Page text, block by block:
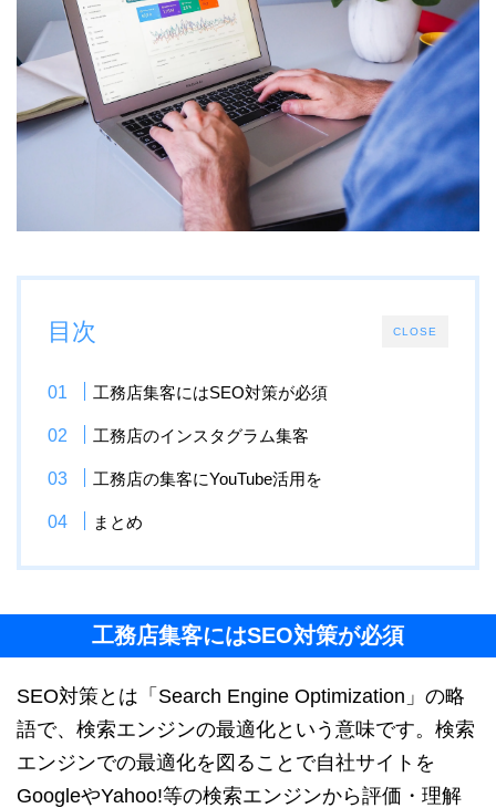
CLOSE
目次
工務店集客にはSEO対策が必須
工務店のインスタグラム集客
工務店の集客にYouTube活用を
まとめ
工務店集客にはSEO対策が必須
SEO対策とは「Search Engine Optimization」の略
語で、検索エンジンの最適化という意味です。検索
エンジンでの最適化を図ることで自社サイトを
GoogleやYahoo!等の検索エンジンから評価・理解